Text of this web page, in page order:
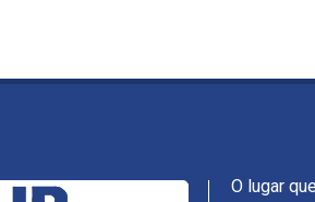
O lugar